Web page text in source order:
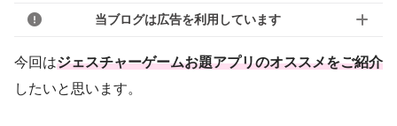
当ブログは広告を利用しています
今回はジェスチャーゲームお題アプリのオススメをご紹介
したいと思います。